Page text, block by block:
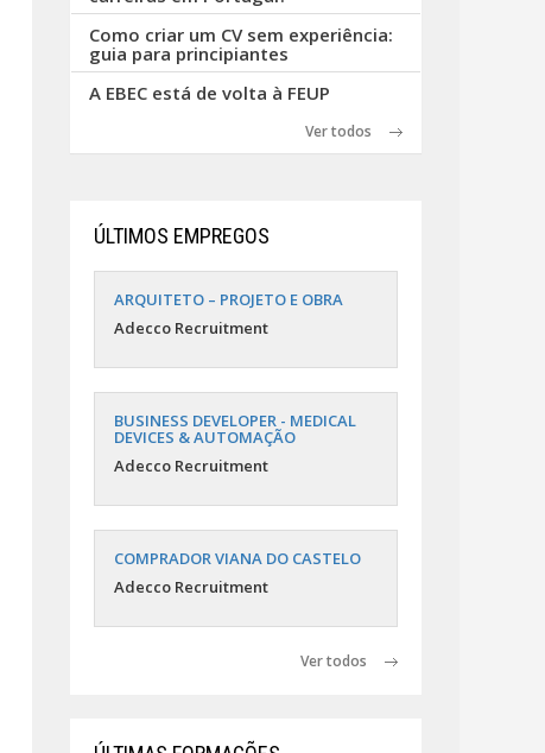
Como criar um CV sem experiência:
guia para principiantes
A EBEC está de volta à FEUP
Ver todos
ÚLTIMOS EMPREGOS
ARQUITETO – PROJETO E OBRA
Adecco Recruitment
BUSINESS DEVELOPER - MEDICAL
DEVICES & AUTOMAÇÃO
Adecco Recruitment
COMPRADOR VIANA DO CASTELO
Adecco Recruitment
Ver todos